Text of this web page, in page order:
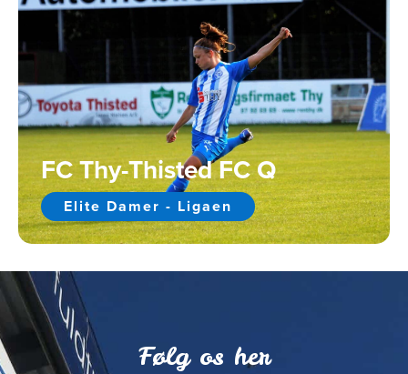
FC Thy-Thisted FC Q
Elite Damer - Ligaen
Følg os her